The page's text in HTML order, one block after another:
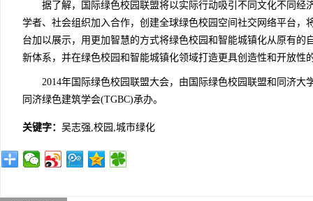
据了解，国际绿色校园联盟将以实际行动吸引不同文化不同经
学者、社会组织加入合作，创建全球绿色校园空间社交网络平台，
台加以展示，用更加智慧的方式将绿色校园和智能城镇化从原有的
新体系，并在绿色校园和智能城镇化领域打造更具创造性和开放性
2014年国际绿色校园联盟大会，由国际绿色校园联盟和同济大
同济绿色建筑学会(TGBC)承办。
关键字： 吴志强,校园,城市绿化